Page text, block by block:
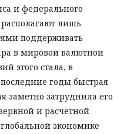
и федерального
лишь
поддерживать
в мировой валютной
этого стала, в
годы быстрая
заметно затруднила его
и расчетной
экономике